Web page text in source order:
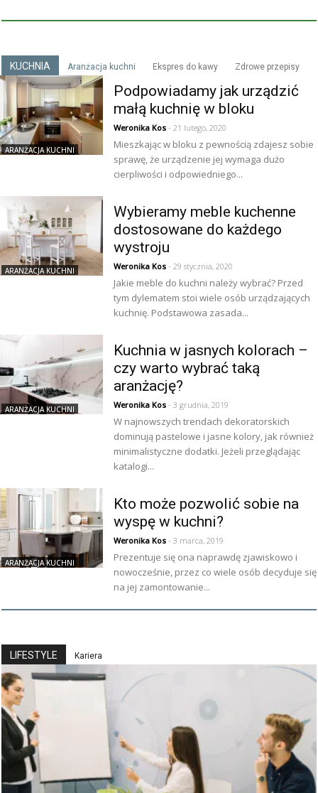
KUCHNIA Aranżacja kuchni Ekspres do kawy Zdrowe przepisy
ARANŻACJA KUCHNI
Podpowiadamy jak urządzić
małą kuchnię w bloku
Weronika Kos- 21 lutego, 2020
Mieszkając w bloku z pewnością zdajesz sobie
sprawę, że urządzenie jej wymaga dużo
cierpliwości i odpowiedniego...
ARANŻACJA KUCHNI
Wybieramy meble kuchenne
dostosowane do każdego
wystroju
Weronika Kos- 29 stycznia, 2020
Jakie meble do kuchni należy wybrać? Przed
tym dylematem stoi wiele osób urządzających
kuchnię. Podstawowa zasada...
ARANŻACJA KUCHNI
Kuchnia w jasnych kolorach –
czy warto wybrać taką
aranżację?
Weronika Kos- 3 grudnia, 2019
W najnowszych trendach dekoratorskich
dominują pastelowe i jasne kolory, jak również
minimalistyczne dodatki. Jeżeli przeglądając
katalogi...
ARANŻACJA KUCHNI
Kto może pozwolić sobie na
wyspę w kuchni?
Weronika Kos- 3 marca, 2019
Prezentuje się ona naprawdę zjawiskowo i
nowocześnie, przez co wiele osób decyduje się
na jej zamontowanie...
LIFESTYLE Kariera